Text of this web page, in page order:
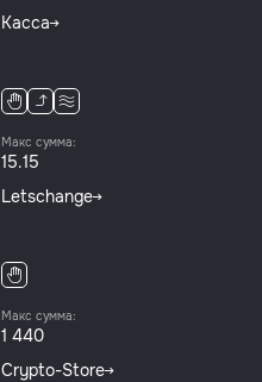
Касса
Макс сумма:
15.15
Letschange
Макс сумма:
1 440
Crypto-Store